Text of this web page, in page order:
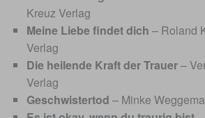
Kreuz Verlag
Meine Liebe findet dich – Roland
Verlag
Die heilende Kraft der Trauer–
Verlag
Geschwistertod – Minke